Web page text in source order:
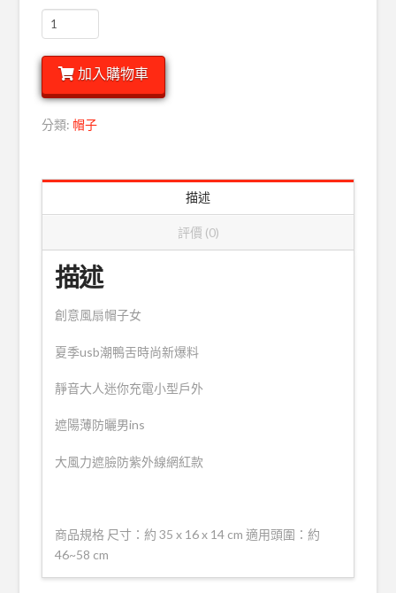
【百
搭
白】
季
時
新
加入購物車
分類: 帽子
描述
評價 (0)
描述
創意風扇帽子女
夏季usb潮鴨舌時尚新爆料
靜音大人迷你充電小型戶外
遮陽薄防曬男ins
大風力遮臉防紫外線網紅款
商品規格 尺寸：約 35 x 16 x 14 cm 適用頭圍：約
46~58 cm